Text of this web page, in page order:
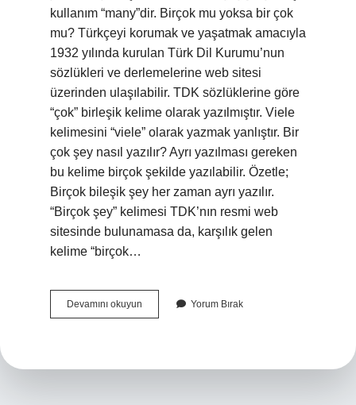
kullanım “many”dir. Birçok mu yoksa bir çok
mu? Türkçeyi korumak ve yaşatmak amacıyla
1932 yılında kurulan Türk Dil Kurumu’nun
sözlükleri ve derlemelerine web sitesi
üzerinden ulaşılabilir. TDK sözlüklerine göre
“çok” birleşik kelime olarak yazılmıştır. Viele
kelimesini “viele” olarak yazmak yanlıştır. Bir
çok şey nasıl yazılır? Ayrı yazılması gereken
bu kelime birçok şekilde yazılabilir. Özetle;
Birçok bileşik şey her zaman ayrı yazılır.
“Birçok şey” kelimesi TDK’nın resmi web
sitesinde bulunamasa da, karşılık gelen
kelime “birçok…
Devamını okuyun
Çok
Yorum Bırak